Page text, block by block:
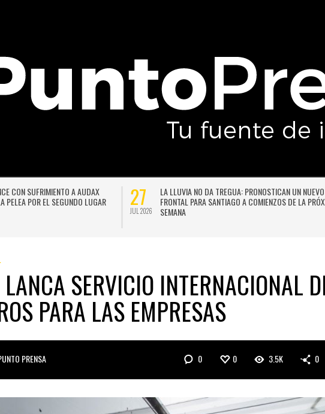
CON SUFRIMIENTO A AUDAX
PELEA POR EL SEGUNDO LUGAR
27
JUL 2026
LA LLUVIA NO DA TREGUA: PRONOSTICAN UN
FRONTAL PARA SANTIAGO A COMIENZOS DE LA
SEMANA
SERVICIO INTERNACIONAL
PARA LAS EMPRESAS
PRENSA 0 0 3.5K 0